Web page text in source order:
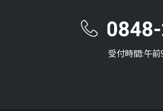
受付時間:午